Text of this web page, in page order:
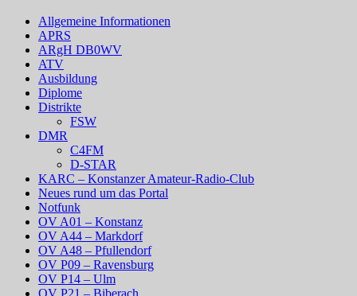
Allgemeine Informationen
APRS
ARgH DB0WV
ATV
Ausbildung
Diplome
Distrikte
FSW
DMR
C4FM
D-STAR
KARC – Konstanzer Amateur-Radio-Club
Neues rund um das Portal
Notfunk
OV A01 – Konstanz
OV A44 – Markdorf
OV A48 – Pfullendorf
OV P09 – Ravensburg
OV P14 – Ulm
OV P21 – Biberach